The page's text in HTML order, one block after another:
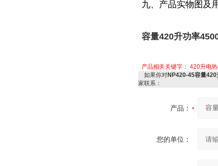
九、产品实物图及
容量420升功率
产品相关关键字： 420升电
如果你对NP420-45容量
家联系：
产品：
您的单位：